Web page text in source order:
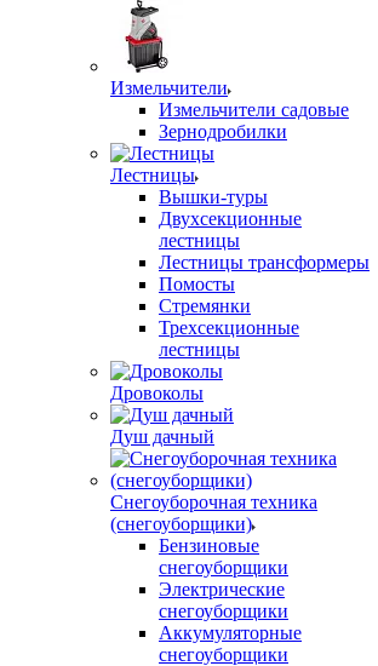
Измельчители
Измельчители садовые
Зернодробилки
Лестницы
Вышки-туры
Двухсекционные
лестницы
Лестницы трансформеры
Помосты
Стремянки
Трехсекционные
лестницы
Дровоколы
Душ дачный
Снегоуборочная техника
(снегоуборщики)
Бензиновые
снегоуборщики
Электрические
снегоуборщики
Аккумуляторные
снегоуборщики